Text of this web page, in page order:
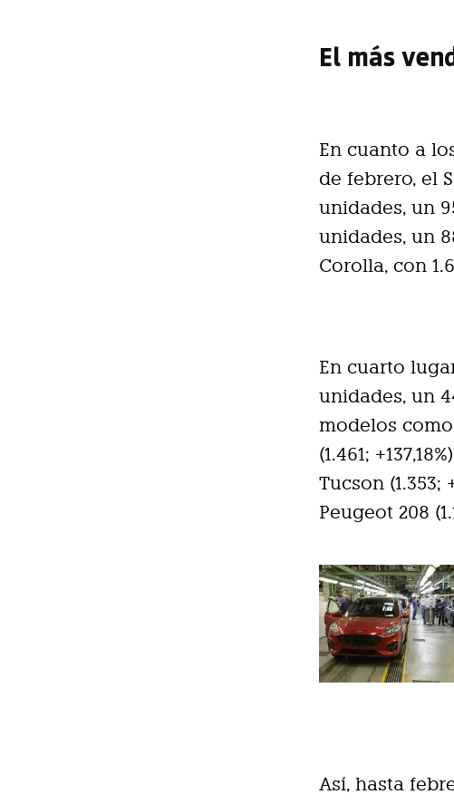
El más
En cuanto a
de febrero, el
unidades, un
unidades, un
Corolla, con
En cuarto
unidades, un
modelos como
(1.461;
Tucson (1.353;
Peugeot 208
Así, hasta